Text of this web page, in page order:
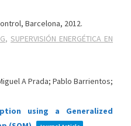
Barcelona, 2012.
,SUPERVISIÓN ENERGÉTICA EN
A Prada; Pablo Barrientos;
using a Generalized